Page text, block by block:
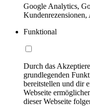
Google Analytics,
Funktional
Durch das
grundlegenden
bereitstellen und dir
Webseite
dieser Webseite